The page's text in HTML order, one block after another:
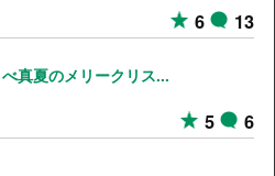
6 13
真夏のメリークリス...
5 6